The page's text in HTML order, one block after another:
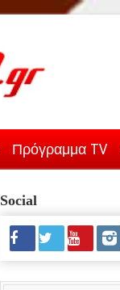
Πρόγραμμα TV
Social